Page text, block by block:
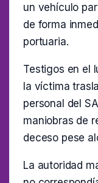
un vehículo
de forma
portuaria.
Testigos en el
la víctima
personal del
maniobras de
deceso pese
La autoridad